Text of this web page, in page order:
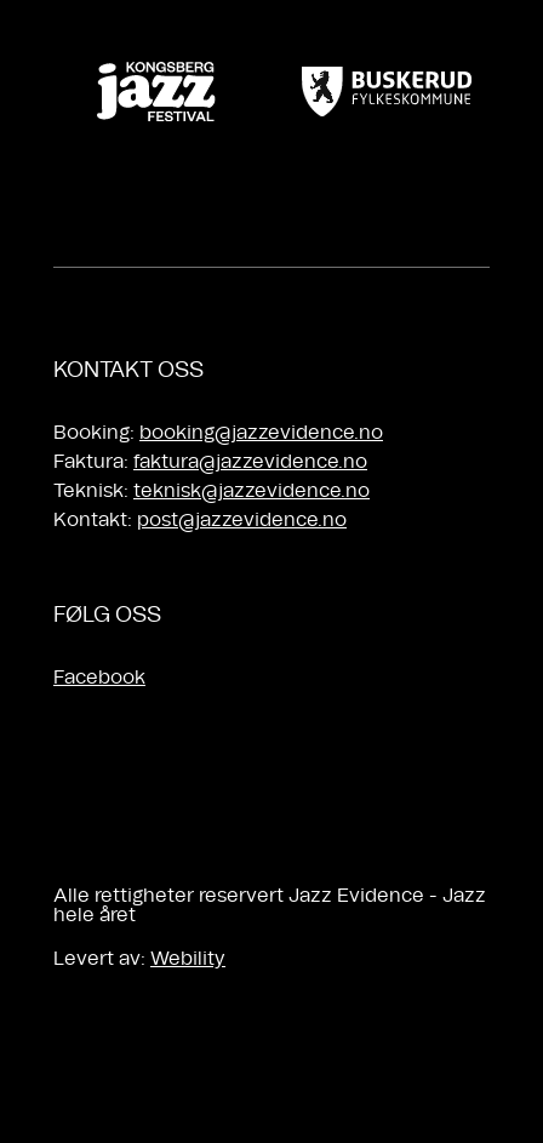
KONTAKT OSS
Booking: booking@jazzevidence.no
Faktura: faktura@jazzevidence.no
Teknisk: teknisk@jazzevidence.no
Kontakt: post@jazzevidence.no
FØLG OSS
Facebook
Alle rettigheter reservert Jazz Evidence - Jazz
hele året
Levert av: Webility